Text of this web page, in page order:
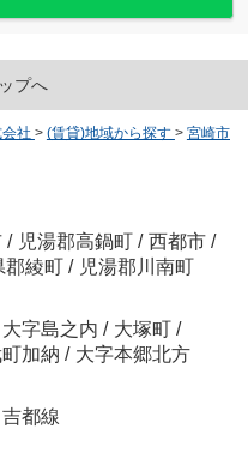
プへ
社 > (賃貸)地域から探す > 宮崎市
/ 児湯郡高鍋町 / 西都市 /
郡綾町 / 児湯郡川南町
大字島之内 / 大塚町 /
加納 / 大字本郷北方
吉都線